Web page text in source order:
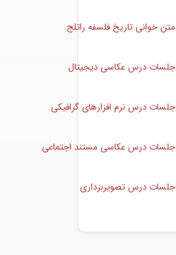
متن خوانی تاریخ فلسفه راتلج
جلسات درس عکاسی دیجیتال
جلسات درس نرم افزارهای گرافیکی
جلسات درس عکاسی مستند اجتماعی
جلسات درس تصویربرداری